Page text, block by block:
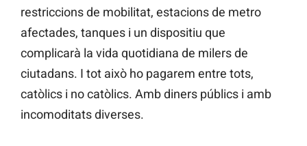
restriccions de mobilitat, estacions de metro
afectades, tanques i un dispositiu que
complicarà la vida quotidiana de milers de
ciutadans. I tot això ho pagarem entre tots,
catòlics i no catòlics. Amb diners públics i amb
incomoditats diverses.